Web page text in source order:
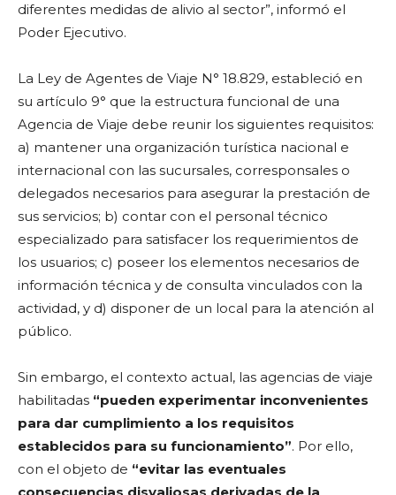
diferentes medidas de alivio al sector”, informó el
Poder Ejecutivo.
La Ley de Agentes de Viaje N° 18.829, estableció en
su artículo 9° que la estructura funcional de una
Agencia de Viaje debe reunir los siguientes requisitos:
a) mantener una organización turística nacional e
internacional con las sucursales, corresponsales o
delegados necesarios para asegurar la prestación de
sus servicios; b) contar con el personal técnico
especializado para satisfacer los requerimientos de
los usuarios; c) poseer los elementos necesarios de
información técnica y de consulta vinculados con la
actividad, y d) disponer de un local para la atención al
público.
Sin embargo, el contexto actual, las agencias de viaje
habilitadas “pueden experimentar inconvenientes
para dar cumplimiento a los requisitos
establecidos para su funcionamiento”. Por ello,
con el objeto de “evitar las eventuales